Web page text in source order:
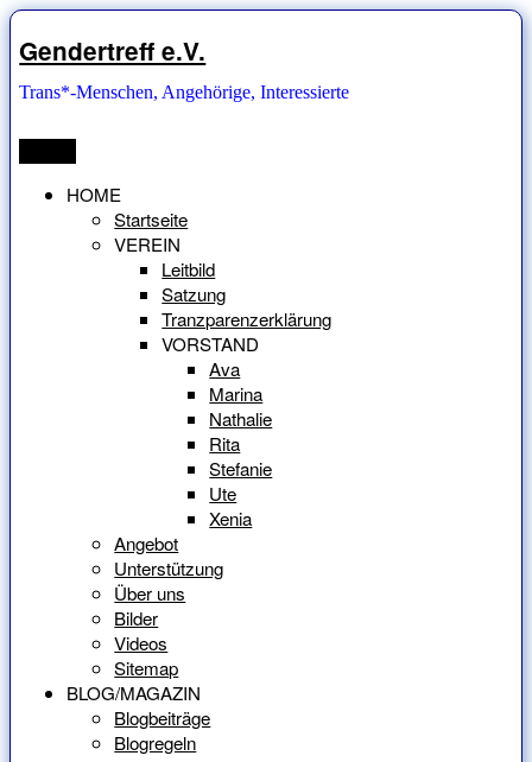
Zum
Inhalt
springen
Gendertreff e.V.
Trans*-Menschen, Angehörige, Interessierte
HOME
Startseite
VEREIN
Leitbild
Satzung
Tranzparenzerklärung
VORSTAND
Ava
Marina
Nathalie
Rita
Stefanie
Ute
Xenia
Angebot
Unterstützung
Über uns
Bilder
Videos
Sitemap
BLOG/MAGAZIN
Blogbeiträge
Blogregeln